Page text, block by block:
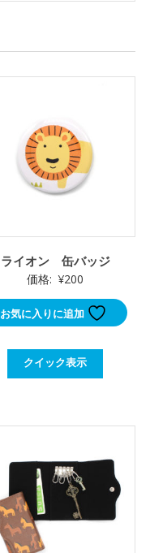
ライオン 缶バッジ
価格: ¥200
お気に入りに追加
クイック表示